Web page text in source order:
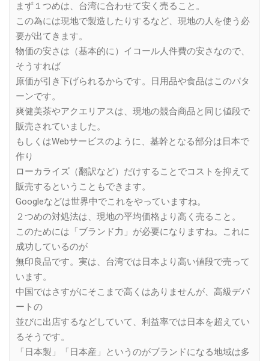
まず１つめは、台湾に合わせて安く売ること。
この為には現地で製造したりするなど、現地の人を使う必
要が出てきます。
物価の安さは（基本的に）イコール人件費の安さなので、
そうすれば
原価が引き下げられるからです。日用品や食品はこのパタ
ーンです。
爽健美茶やアクエリアスは、現地の競合商品と同じ値段で
販売されていました。
もしくはWebサービスのように、基幹となる部分は日本で
作り
ローカライズ（翻訳など）だけすることでコストを抑えて
販売するということもできます。
Googleなどは世界中でこれをやっていますね。
２つめの対処法は、現地の平均価格より高く売ること。
このためには「ブランド力」が必要になりますね。これに
成功しているのが
無印良品です。実は、台湾では日本より高い値段で売って
います。
中国ではさすがにそこまで高くはありませんが、高級デパ
ートの
並びに出店するなどしていて、利益率では日本を超えてい
るそうです。
「日本製」「日本産」というのがブランドになる地域は多